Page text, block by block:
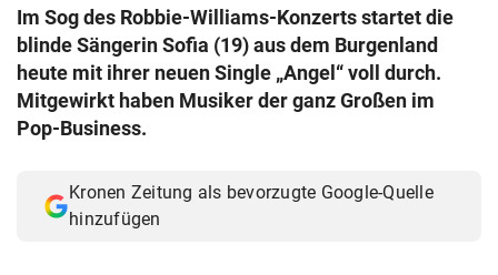
Im Sog des Robbie-Williams-Konzerts startet die
blinde Sängerin Sofia (19) aus dem Burgenland
heute mit ihrer neuen Single „Angel“ voll durch.
Mitgewirkt haben Musiker der ganz Großen im
Pop-Business.
Kronen Zeitung als bevorzugte Google-Quelle
hinzufügen